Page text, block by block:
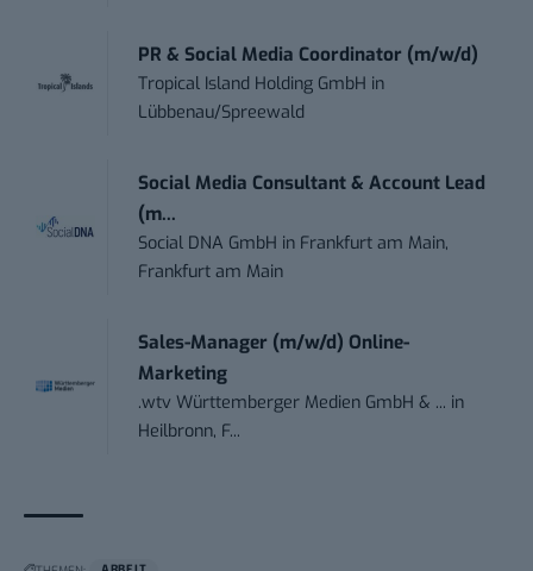
PR & Social Media Coordinator (m/w/d)
Tropical Island Holding GmbH in
Lübbenau/Spreewald
Social Media Consultant & Account Lead
(m...
Social DNA GmbH in Frankfurt am Main,
Frankfurt am Main
Sales-Manager (m/w/d) Online-
Marketing
.wtv Württemberger Medien GmbH & ... in
Heilbronn, F...